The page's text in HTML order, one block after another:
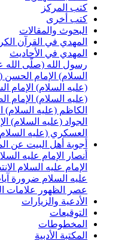
والمقالات
في القرآن الكريم
في الأحاديث
الله (صلّى الله عليه وآله)
الإمام الحسن (عليه السلام)
الإمام السجاد (عليه
الإمام الصادق (عليه
(عليه السلام) الإمام الرضا
(عليه السلام) الإمام الهادي
(عليه السلام)
أهل البيت عن المسائل
الإمام عليه السلامسنن
عليه السلامالانتظار
السلام ضرورة آيات مؤولة
علامات الظهورغيبة
والزيارات
الأدبية